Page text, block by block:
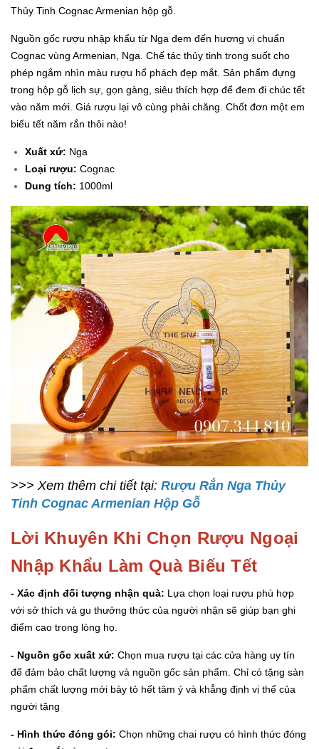
Thủy Tinh Cognac Armenian hộp gỗ.
Nguồn gốc rượu nhập khẩu từ Nga đem đến hương vị chuẩn
Cognac vùng Armenian, Nga. Chế tác thủy tinh trong suốt cho
phép ngắm nhìn màu rượu hổ phách đẹp mắt. Sản phẩm đựng
trong hộp gỗ lịch sự, gọn gàng, siêu thích hợp để đem đi chúc tết
vào năm mới. Giá rượu lại vô cùng phải chăng. Chốt đơn một em
biếu tết năm rắn thôi nào!
Xuất xứ: Nga
Loại rượu: Cognac
Dung tích: 1000ml
>>> Xem thêm chi tiết tại: Rượu Rắn Nga Thủy
Tinh Cognac Armenian Hộp Gỗ
Lời Khuyên Khi Chọn Rượu Ngoại
Nhập Khẩu Làm Quà Biếu Tết
- Xác định đối tượng nhận quà: Lựa chọn loại rượu phù hợp
với sở thích và gu thưởng thức của người nhận sẽ giúp bạn ghi
điểm cao trong lòng họ.
- Nguồn gốc xuất xứ: Chọn mua rượu tại các cửa hàng uy tín
để đảm bảo chất lượng và nguồn gốc sản phẩm. Chỉ có tặng sản
phẩm chất lượng mới bày tỏ hết tâm ý và khẳng định vị thể của
người tặng
- Hình thức đóng gói: Chọn những chai rượu có hình thức đóng